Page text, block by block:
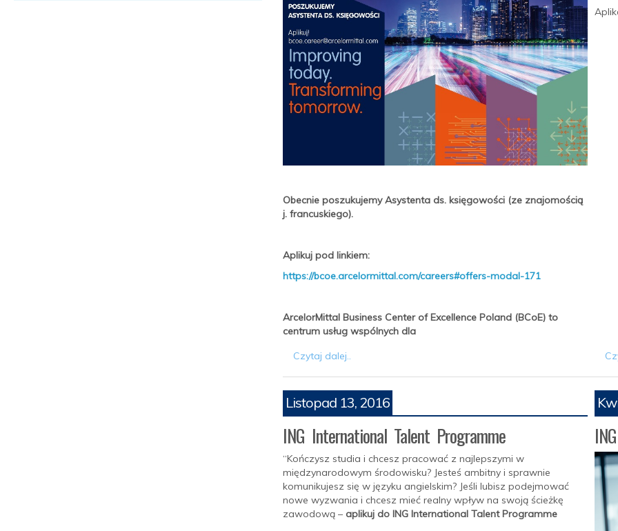
Obecnie poszukujemy Asystenta ds. księgowości (ze znajomością
j. francuskiego).
Aplikuj pod linkiem:
https://bcoe.arcelormittal.com/careers#offers-modal-171
ArcelorMittal Business Center of Excellence Poland (BCoE) to
centrum usług wspólnych dla
Czytaj dalej..
Listopad 13, 2016
ING International Talent Programme
“Kończysz studia i chcesz pracować z najlepszymi w
międzynarodowym środowisku? Jesteś ambitny i sprawnie
komunikujesz się w języku angielskim? Jeśli lubisz podejmować
nowe wyzwania i chcesz mieć realny wpływ na swoją ścieżkę
zawodową – aplikuj do ING International Talent Programme